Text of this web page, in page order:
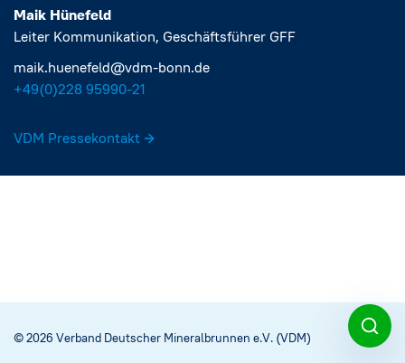
Maik Hünefeld
Leiter Kommunikation, Geschäftsführer GFF
maik.huenefeld@vdm-bonn.de
+49(0)228 95990-21‬
VDM Pressekontakt
© 2026 Verband Deutscher Mineralbrunnen e.V. (VDM)